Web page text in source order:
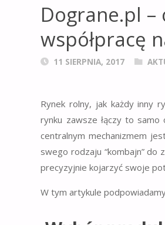
Dograne.pl
współpracę
11 SIERPNIA, 2017
Rynek rolny, jak każdy inny
rynku zawsze łączy to
centralnym mechanizmem
swego rodzaju “kombajn” do
precyzyjnie kojarzyć swoje
W tym artykule